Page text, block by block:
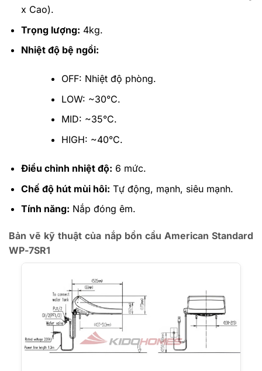
x Cao).
Trọng lượng: 4kg.
Nhiệt độ bệ ngồi:
OFF: Nhiệt độ phòng.
LOW: ~30°C.
MID: ~35°C.
HIGH: ~40°C.
Điều chỉnh nhiệt độ: 6 mức.
Chế độ hút mùi hôi: Tự động, mạnh, siêu mạnh.
Tính năng: Nắp đóng êm.
Bản vẽ kỹ thuật của nắp bồn cầu American Standard
WP-7SR1